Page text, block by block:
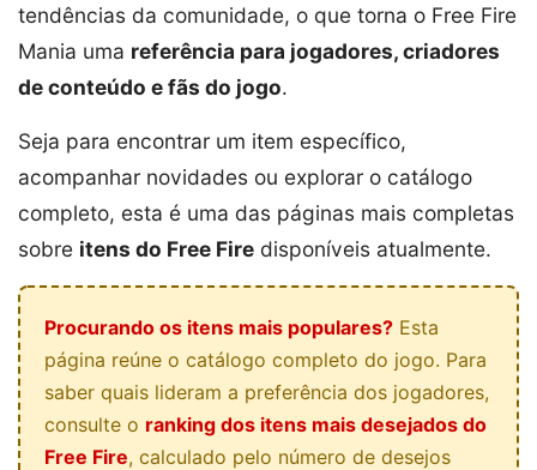
tendências da comunidade, o que torna o Free Fire
Mania uma referência para jogadores, criadores
de conteúdo e fãs do jogo.
Seja para encontrar um item específico,
acompanhar novidades ou explorar o catálogo
completo, esta é uma das páginas mais completas
sobre itens do Free Fire disponíveis atualmente.
Procurando os itens mais populares? Esta
página reúne o catálogo completo do jogo. Para
saber quais lideram a preferência dos jogadores,
consulte o ranking dos itens mais desejados do
Free Fire, calculado pelo número de desejos